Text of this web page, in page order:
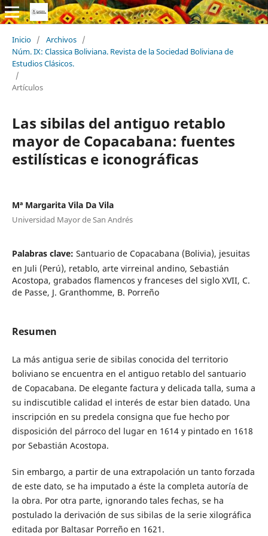
Inicio / Archivos /
Núm. IX: Classica Boliviana. Revista de la Sociedad Boliviana de
Estudios Clásicos.
/
Artículos
Las sibilas del antiguo retablo
mayor de Copacabana: fuentes
estilísticas e iconográficas
Mª Margarita Vila Da Vila
Universidad Mayor de San Andrés
Palabras clave: Santuario de Copacabana (Bolivia), jesuitas
en Juli (Perú), retablo, arte virreinal andino, Sebastián
Acostopa, grabados flamencos y franceses del siglo XVII, C.
de Passe, J. Granthomme, B. Porreño
Resumen
La más antigua serie de sibilas conocida del territorio
boliviano se encuentra en el antiguo retablo del santuario
de Copacabana. De elegante factura y delicada talla, suma a
su indiscutible calidad el interés de estar bien datado. Una
inscripción en su predela consigna que fue hecho por
disposición del párroco del lugar en 1614 y pintado en 1618
por Sebastián Acostopa.
Sin embargo, a partir de una extrapolación un tanto forzada
de este dato, se ha imputado a éste la completa autoría de
la obra. Por otra parte, ignorando tales fechas, se ha
postulado la derivación de sus sibilas de la serie xilográfica
editada por Baltasar Porreño en 1621.